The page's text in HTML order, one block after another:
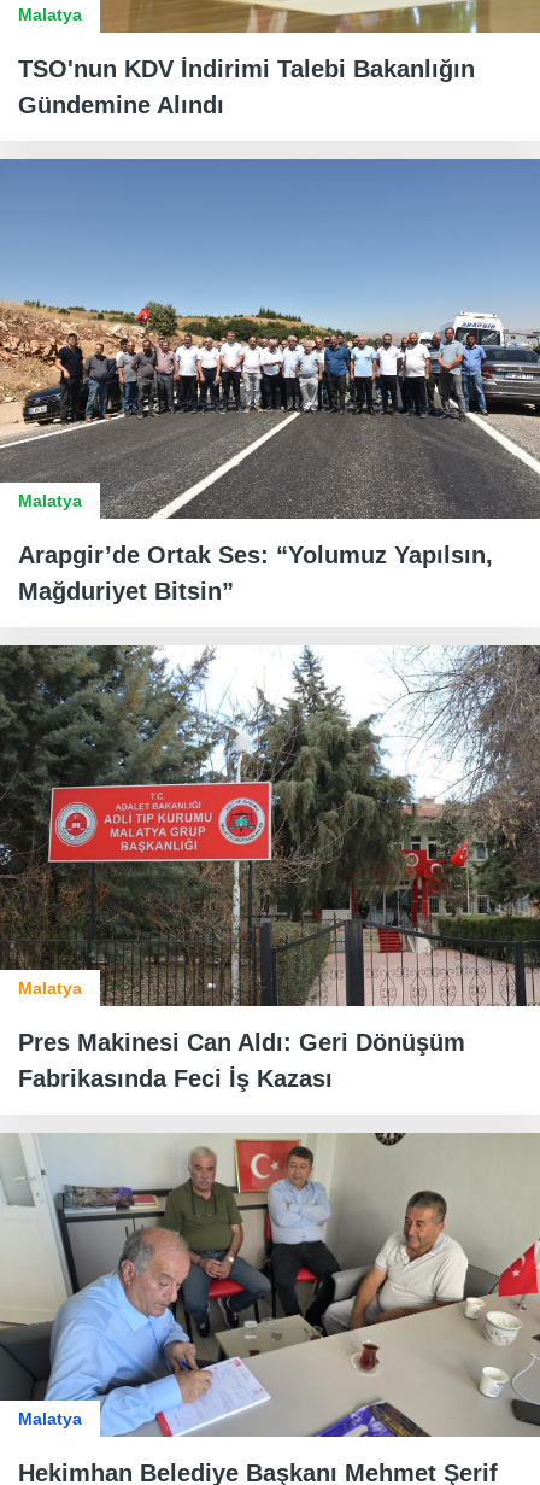
Malatya
TSO'nun KDV İndirimi Talebi Bakanlığın
Gündemine Alındı
Malatya
Arapgir’de Ortak Ses: “Yolumuz Yapılsın,
Mağduriyet Bitsin”
Malatya
Pres Makinesi Can Aldı: Geri Dönüşüm
Fabrikasında Feci İş Kazası
Malatya
Hekimhan Belediye Başkanı Mehmet Şerif